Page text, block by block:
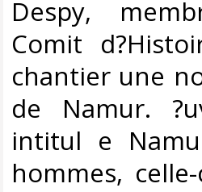
Despy,
Comit
chantier une
de Namur.
intitul e
hommes,